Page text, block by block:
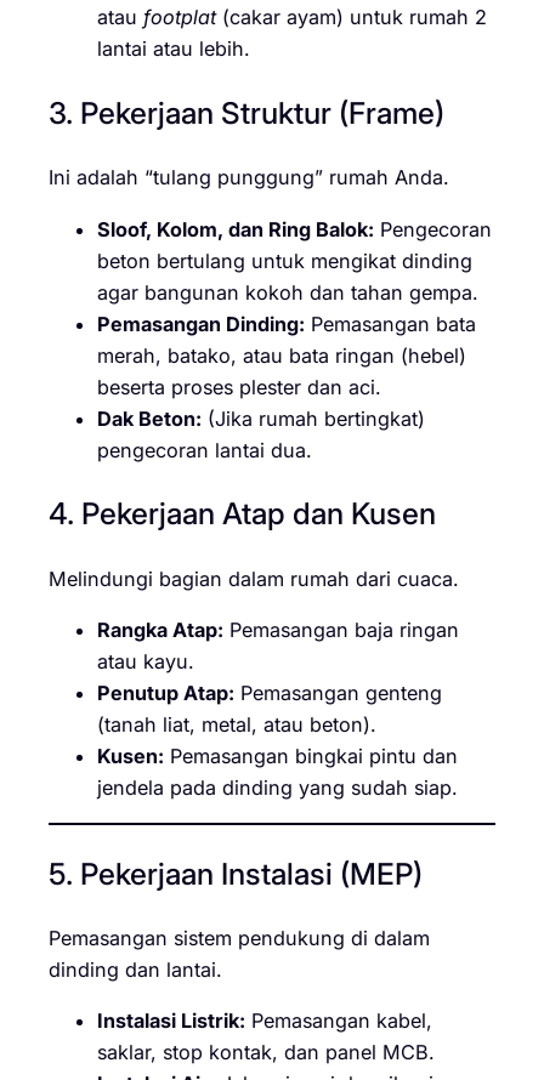
atau footplat(cakar ayam) untuk rumah 2
lantai atau lebih.
3. Pekerjaan Struktur (Frame)
Ini adalah “tulang punggung” rumah Anda.
Sloof, Kolom, dan Ring Balok: Pengecoran
beton bertulang untuk mengikat dinding
agar bangunan kokoh dan tahan gempa.
Pemasangan Dinding: Pemasangan bata
merah, batako, atau bata ringan (hebel)
beserta proses plester dan aci.
Dak Beton: (Jika rumah bertingkat)
pengecoran lantai dua.
4. Pekerjaan Atap dan Kusen
Melindungi bagian dalam rumah dari cuaca.
Rangka Atap: Pemasangan baja ringan
atau kayu.
Penutup Atap: Pemasangan genteng
(tanah liat, metal, atau beton).
Kusen: Pemasangan bingkai pintu dan
jendela pada dinding yang sudah siap.
5. Pekerjaan Instalasi (MEP)
Pemasangan sistem pendukung di dalam
dinding dan lantai.
Instalasi Listrik: Pemasangan kabel,
saklar, stop kontak, dan panel MCB.